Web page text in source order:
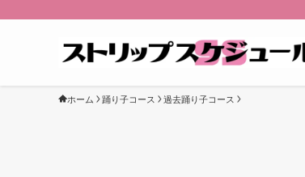
ホーム 踊り子コース 過去踊り子コース